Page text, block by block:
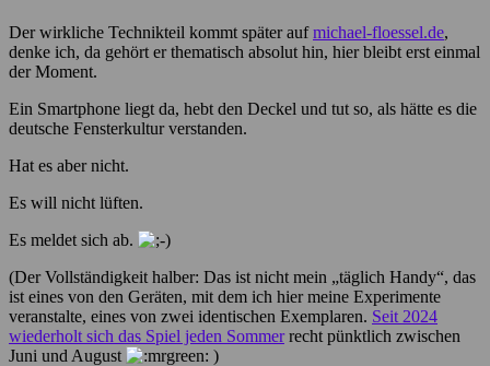
Der wirkliche Technikteil kommt später aufmichael-floessel.de,
denke ich, da gehört er thematisch absolut hin, hier bleibt erst einmal
der Moment.
Ein Smartphone liegt da, hebt den Deckel und tut so, als hätte es die
deutsche Fensterkultur verstanden.
Hat es aber nicht.
Es will nicht lüften.
Es meldet sich ab.
(Der Vollständigkeit halber: Das ist nicht mein „täglich Handy“, das
ist eines von den Geräten, mit dem ich hier meine Experimente
veranstalte, eines von zwei identischen Exemplaren. Seit 2024
wiederholt sich das Spiel jeden Sommerrecht pünktlich zwischen
Juni und August
)